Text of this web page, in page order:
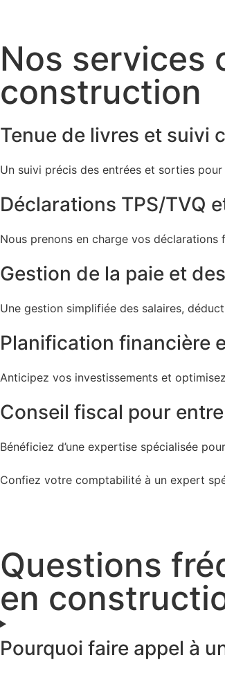
Nos services
construction
Tenue de livres et suivi
Un suivi précis des entrées et sorties
Déclarations TPS/TVQ
Nous prenons en charge vos
Gestion de la paie et
Une gestion simplifiée des salaires,
Planification financière
Anticipez vos investissements et
Conseil fiscal pour
Bénéficiez d’une expertise spécialisée
Confiez votre comptabilité à un expert
Questions
en
Pourquoi faire appel à